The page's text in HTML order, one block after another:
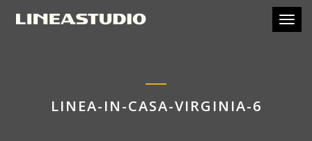
LINEA-IN-CASA-VIRGINIA-6